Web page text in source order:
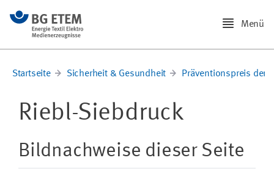
Menü
Startseite Sicherheit & Gesundheit Präventionspreis der
Riebl-Siebdruck
Bildnachweise dieser Seite